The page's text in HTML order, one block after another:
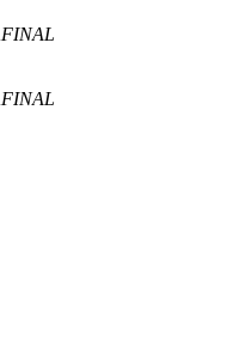
FINAL
FINAL